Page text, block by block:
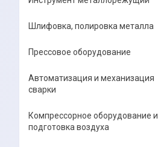
Шлифовка, полировка металла
Прессовое оборудование
Автоматизация и механизация
сварки
Компрессорное оборудование и
подготовка воздуха